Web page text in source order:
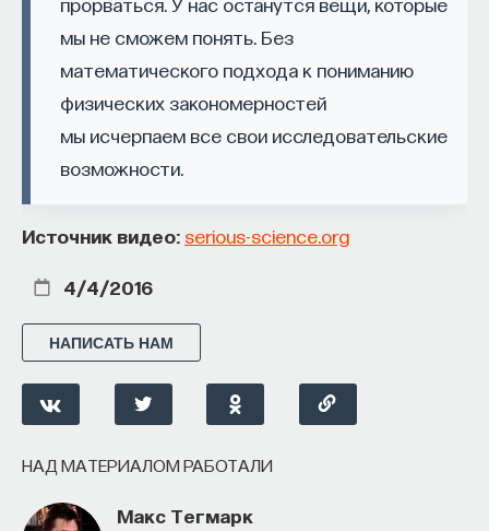
мы не сможем понять. Без
математического подхода к пониманию
физических закономерностей
мы исчерпаем все свои исследовательские
возможности.
Источник видео: serious-science.org
4/4/2016
НАПИСАТЬ НАМ
НАД МАТЕРИАЛОМ РАБОТАЛИ
Макс Тегмарк
ПОДДЕРЖАТЬ ПОСТНАУКУ